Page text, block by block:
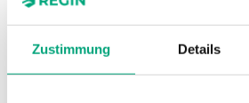
Zustimmung Details
Schaltleistung 15
Sollwert,